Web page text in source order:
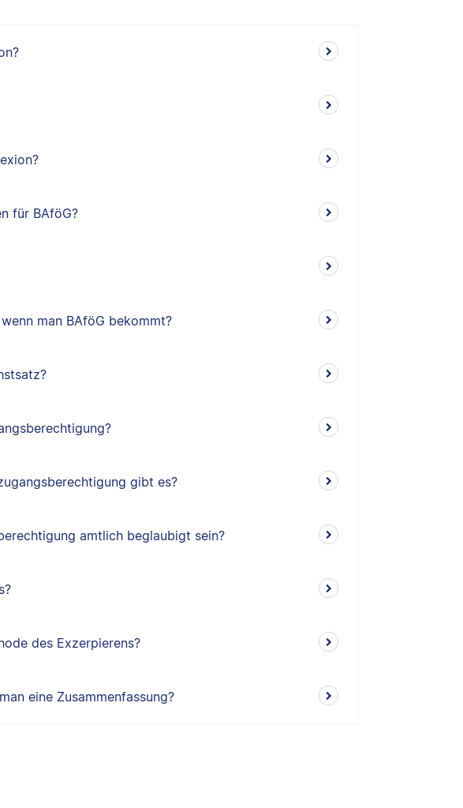
für BAföG?
man BAföG bekommt?
gibt es?
amtlich beglaubigt sein?
des Exzerpierens?
eine Zusammenfassung?